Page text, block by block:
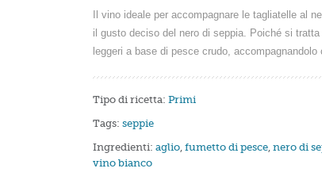
Il vino ideale per accompagnare le tagliatelle al
il gusto deciso del nero di seppia. Poiché si
leggeri a base di pesce crudo, accompagnandolo
Tipo di ricetta: Primi
Tags: seppie
Ingredienti: aglio, fumetto di pesce, nero di
vino bianco